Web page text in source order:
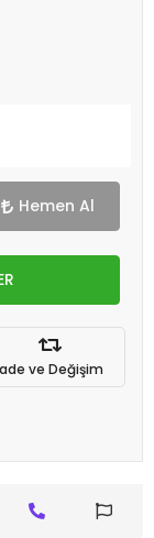
Hemen Al
ve Değişim